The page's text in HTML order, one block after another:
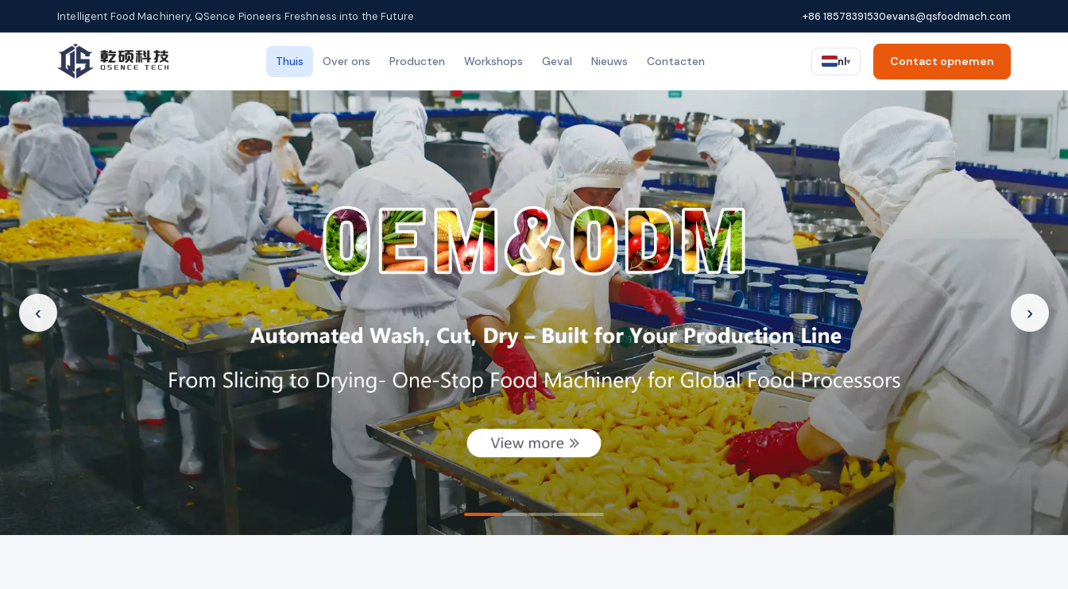
Intelligent Food Machinery, QSence Pioneers Freshness into the Future +86 18578391530evans@qsfoodmach.com
Thuis Over ons Producten Workshops Geval Nieuws Contacten nl▾ Contact opnemen
‹ ›